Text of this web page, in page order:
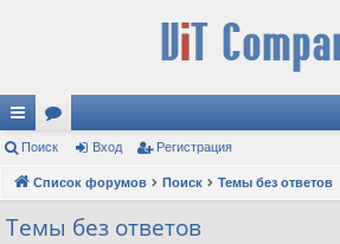
с
ы
лк
ор
ум
Поиск Вход Регистрация
Список форумов Поиск Темы без ответов
Темы без ответов